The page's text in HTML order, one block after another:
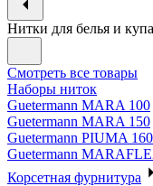
Нитки для белья и
Смотреть все товары
Наборы ниток
Guetermann MARA 100
Guetermann MARA 150
Guetermann PIUMA
Guetermann
Корсетная фурнитура